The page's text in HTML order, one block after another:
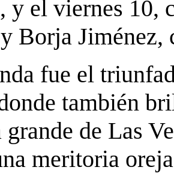
y el viernes 10,
Borja
fue el
también
grande de Las
meritoria